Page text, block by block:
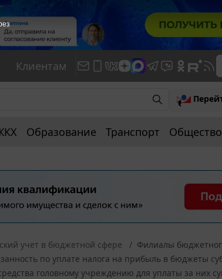
Клиентам
Образование Транспорт Общество
учет в бюджетной сфере
Филиалы
по уплате налога на прибыль в бюджеты
головному учреждению для уплаты за них